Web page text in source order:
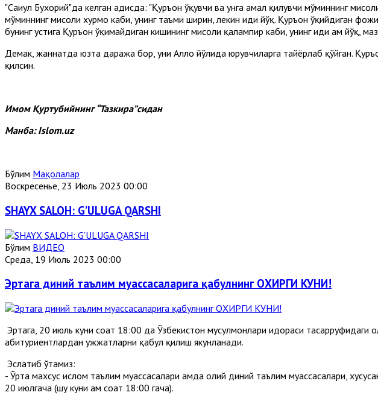
"Саҳиҳул Бухорий"да келган ҳадисда: "Қуръон ўқувчи ва унга амал қилувчи мўминнинг
мўминнинг мисоли хурмо каби, унинг таъми ширин, лекин ҳиди йўқ. Қуръон ўқийдиган
бунинг устига Қуръон ўқимайдиган кишининг мисоли қалампир каби, унинг ҳиди ҳам йўқ,
Демак, жаннатда юзта даража бор, уни Аллоҳ йўлида юрувчиларга тайёрлаб қўйган.
қилсин.
Имом Қуртубийнинг “Тазкира”сидан
Манба:Islom.uz
Бўлим Мақолалар
Воскресенье, 23 Июль 2023 00:00
SHAYX SALOH: G’ULUGA QARSHI
Бўлим ВИДЕО
Среда, 19 Июль 2023 00:00
Эртага диний таълим муассасаларига қабулнинг ОХИРГИ КУНИ!
Эртага, 20 июль куни соат 18:00 да Ўзбекистон мусулмонлари идораси тасарруфидаги
абитуриентлардан ҳужжатларни қабул қилиш якунланади.
Эслатиб ўтамиз:
- Ўрта махсус ислом таълим муассасалари ҳамда олий диний таълим муассасалари,
20 июлгача (шу куни ҳам соат 18:00 гача).